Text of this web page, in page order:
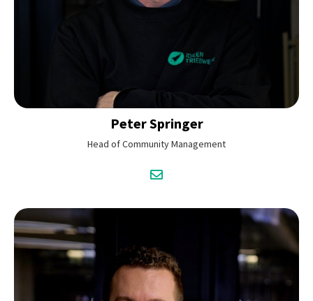
PeterSpringer
Head of Community Management